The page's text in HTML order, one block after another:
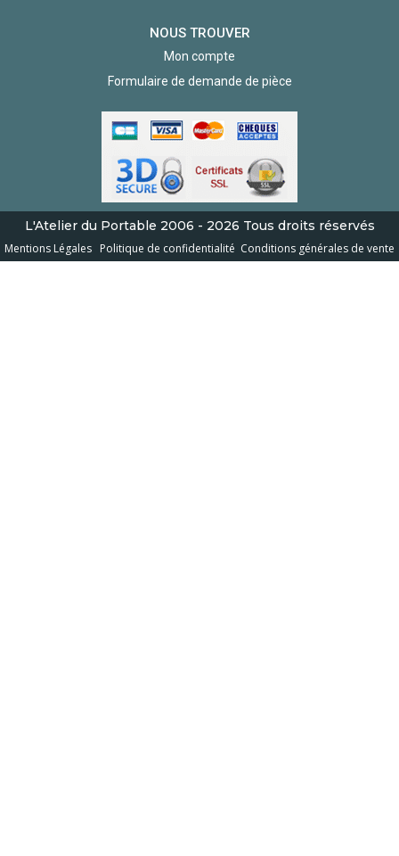
NOUS TROUVER
Mon compte
Formulaire de demande de pièce
L'Atelier du Portable 2006 - 2026 Tous droits réservés
Mentions Légales Politique de confidentialité Conditions générales de vente